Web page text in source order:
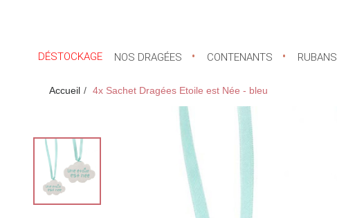
DÉSTOCKAGE NOS DRAGÉES CONTENANTS RUBANS
Accueil 4x Sachet Dragées Etoile est Née - bleu